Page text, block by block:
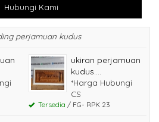
Hubungi Kami
perjamuan kudus
ukiran perjamuan
kudus....
*Harga Hubungi
CS
Tersedia / FG- RPK 23